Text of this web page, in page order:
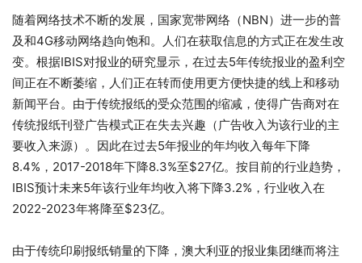
随着网络技术不断的发展，国家宽带网络（NBN）进一步的普
及和4G移动网络趋向饱和。人们在获取信息的方式正在发生改
变。根据IBIS对报业的研究显示，在过去5年传统报业的盈利空
间正在不断萎缩，人们正在转而使用更方便快捷的线上和移动
新闻平台。由于传统报纸的受众范围的缩减，使得广告商对在
传统报纸刊登广告模式正在失去兴趣（广告收入为该行业的主
要收入来源）。因此在过去5年报业的年均收入每年下降
8.4%，2017-2018年下降8.3%至$27亿。按目前的行业趋势，
IBIS预计未来5年该行业年均收入将下降3.2%，行业收入在
2022-2023年将降至$23亿。
由于传统印刷报纸销量的下降，澳大利亚的报业集团继而将注